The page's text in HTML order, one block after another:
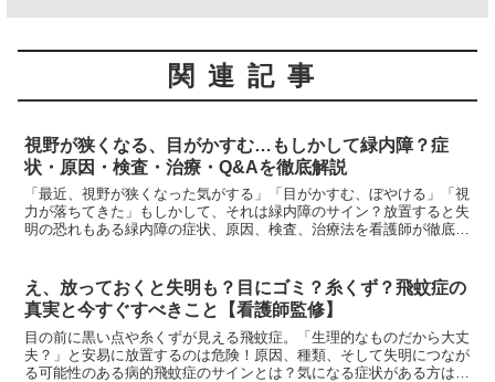
関連記事
視野が狭くなる、目がかすむ…もしかして緑内障？症
状・原因・検査・治療・Q&Aを徹底解説
「最近、視野が狭くなった気がする」「目がかすむ、ぼやける」「視
力が落ちてきた」もしかして、それは緑内障のサイン？放置すると失
明の恐れもある緑内障の症状、原因、検査、治療法を看護師が徹底解
え、放っておくと失明も？目にゴミ？糸くず？飛蚊症の
真実と今すぐすべきこと【看護師監修】
目の前に黒い点や糸くずが見える飛蚊症。「生理的なものだから大丈
夫？」と安易に放置するのは危険！原因、種類、そして失明につなが
る可能性のある病的飛蚊症のサインとは？気になる症状がある方は必